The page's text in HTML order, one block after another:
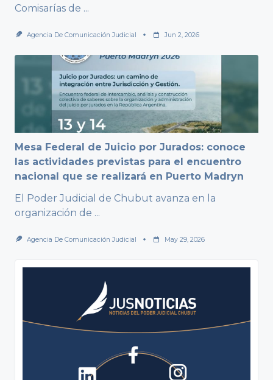
Comisarías de ...
Agencia De Comunicación Judicial Jun 2, 2026
Mesa Federal de Juicio por Jurados: conoce
las actividades previstas para el encuentro
nacional que se realizará en Puerto Madryn
El Poder Judicial de Chubut avanza en la
organización de ...
Agencia De Comunicación Judicial May 29, 2026